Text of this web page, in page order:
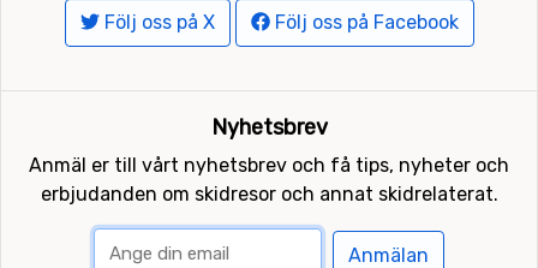
Följ oss på X Följ oss på Facebook
Nyhetsbrev
Anmäl er till vårt nyhetsbrev och få tips, nyheter och
erbjudanden om skidresor och annat skidrelaterat.
Anmälan